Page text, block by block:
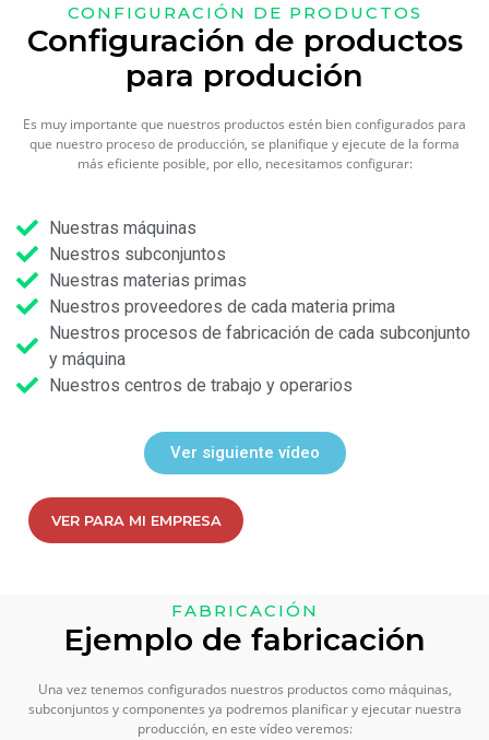
CONFIGURACIÓN DE PRODUCTOS
Configuración de productos
para produción
Es muy importante que nuestros productos estén bien configurados para
que nuestro proceso de producción, se planifique y ejecute de la forma
más eficiente posible, por ello, necesitamos configurar:
Nuestras máquinas
Nuestros subconjuntos
Nuestras materias primas
Nuestros proveedores de cada materia prima
Nuestros procesos de fabricación de cada subconjunto
y máquina
Nuestros centros de trabajo y operarios
Ver siguiente vídeo
VER PARA MI EMPRESA
FABRICACIÓN
Ejemplo de fabricación
Una vez tenemos configurados nuestros productos como máquinas,
subconjuntos y componentes ya podremos planificar y ejecutar nuestra
producción, en este vídeo veremos: